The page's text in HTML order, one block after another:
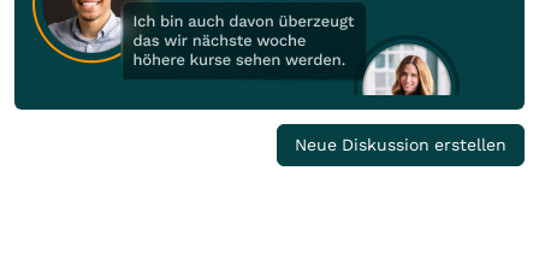
Neue Diskussion erstellen